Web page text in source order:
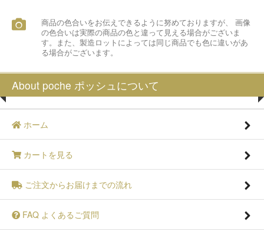
商品の色合いをお伝えできるように努めておりますが、 画像
の色合いは実際の商品の色と違って見える場合がございま
す。また、製造ロットによっては同じ商品でも色に違いがあ
る場合がございます。
About poche ポッシュについて
ホーム
カートを見る
ご注文からお届けまでの流れ
FAQ よくあるご質問